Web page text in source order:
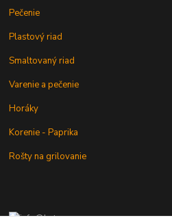
Pečenie
Plastový riad
Smaltovaný riad
Varenie a pečenie
Horáky
Korenie - Paprika
Rošty na grilovanie